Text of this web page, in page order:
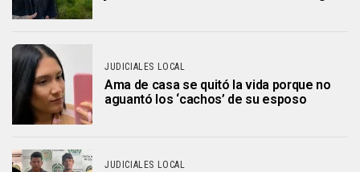
JUDICIALES LOCAL
Ama de casa se quitó la vida porque no
aguantó los ‘cachos’ de su esposo
JUDICIALES LOCAL